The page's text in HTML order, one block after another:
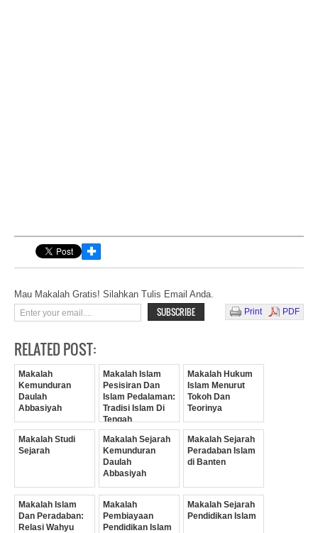
✚
Mau Makalah Gratis! Silahkan Tulis Email Anda.
Print PDF
RELATED POST:
Makalah
Kemunduran
Daulah
Abbasiyah
Makalah Islam
Pesisiran Dan
Islam Pedalaman:
Tradisi Islam Di
Tengah
Perubahan Sosial
Makalah Hukum
Islam Menurut
Tokoh Dan
Teorinya
Makalah Studi
Sejarah
Makalah Sejarah
Kemunduran
Daulah
Abbasiyah
Makalah Sejarah
Peradaban Islam
di Banten
Makalah Islam
Dan Peradaban:
Relasi Wahyu
Makalah
Pembiayaan
Pendidikan Islam
Makalah Sejarah
Pendidikan Islam